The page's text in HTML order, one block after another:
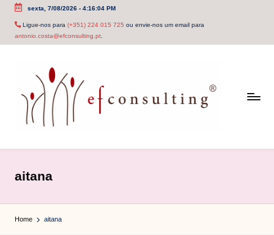
Skip
sexta, 7/08/2026- 4:16:04 PM
Ligue-nos para (+351) 224 015 725 ou envie-nos um email para
antonio.costa@efconsulting.pt.
c
o
n
aitana
Home aitana